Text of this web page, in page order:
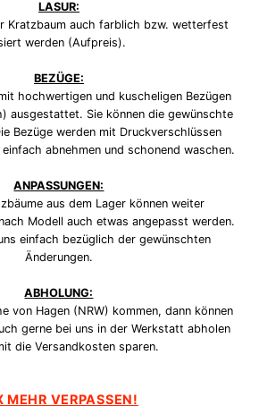
LASUR:
Kratzbaum auch farblich bzw. wetterfest
werden (Aufpreis).
BEZÜGE:
hochwertigen und kuscheligen Bezügen
ausgestattet. Sie können die gewünschte
Bezüge werden mit Druckverschlüssen
abnehmen und schonend waschen.
ANPASSUNGEN:
aus dem Lager können weiter
Modell auch etwas angepasst werden.
einfach bezüglich der gewünschten
Änderungen.
ABHOLUNG:
von Hagen (NRW) kommen, dann können
gerne bei uns in der Werkstatt abholen
die Versandkosten sparen.
MEHR VERPASSEN!